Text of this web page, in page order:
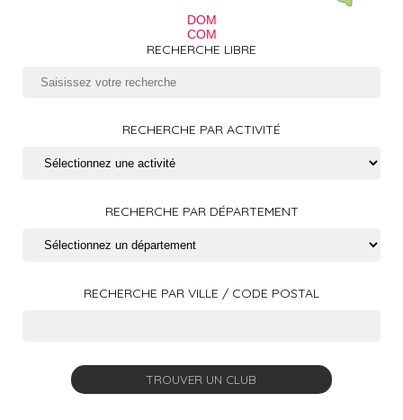
DOM
COM
RECHERCHE LIBRE
RECHERCHE PAR ACTIVITÉ
RECHERCHE PAR DÉPARTEMENT
RECHERCHE PAR VILLE / CODE POSTAL